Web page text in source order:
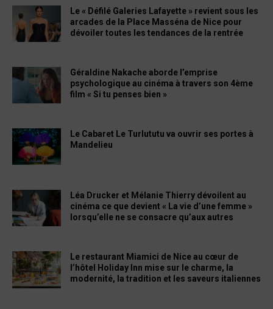
Le « Défilé Galeries Lafayette » revient sous les
arcades de la Place Masséna de Nice pour
dévoiler toutes les tendances de la rentrée
Géraldine Nakache aborde l’emprise
psychologique au cinéma à travers son 4ème
film « Si tu penses bien »
Le Cabaret Le Turlututu va ouvrir ses portes à
Mandelieu
Léa Drucker et Mélanie Thierry dévoilent au
cinéma ce que devient « La vie d’une femme »
lorsqu’elle ne se consacre qu’aux autres
Le restaurant Miamici de Nice au cœur de
l’hôtel Holiday Inn mise sur le charme, la
modernité, la tradition et les saveurs italiennes